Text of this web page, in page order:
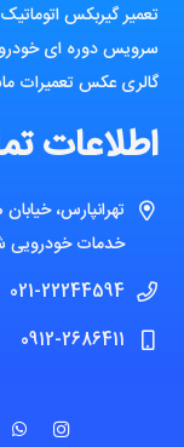
تعمیر گیربکس اتوماتیک
سرویس دوره ای
گالری عکس تعمیرات
اطلاعات
تهرانپارس،
خدمات خودرویی
021-22244594
0912-2686411